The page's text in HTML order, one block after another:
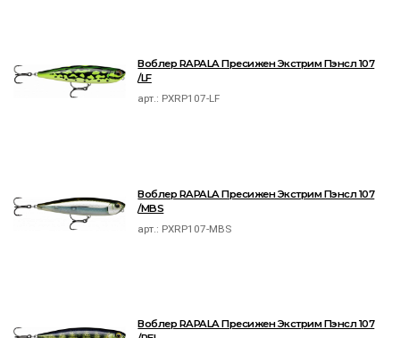
Воблер RAPALA Пресижен Экстрим Пэнсл 107
/LF
арт.: PXRP107-LF
Воблер RAPALA Пресижен Экстрим Пэнсл 107
/MBS
арт.: PXRP107-MBS
Воблер RAPALA Пресижен Экстрим Пэнсл 107